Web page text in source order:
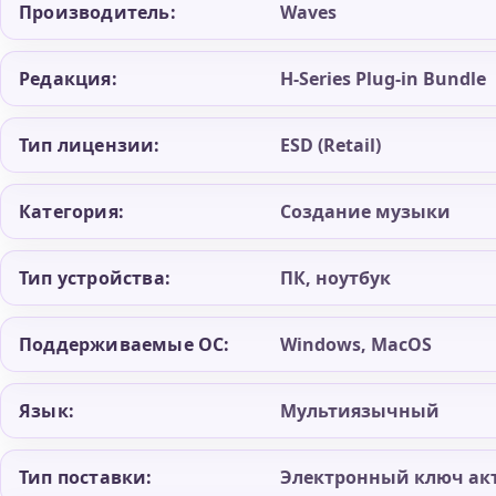
Производитель: Waves
Редакция: H-Series Plug-in Bundle
Тип лицензии: ESD (Retail)
Категория: Создание музыки
Тип устройства: ПК, ноутбук
Поддерживаемые ОС: Windows, MacOS
Язык: Мультиязычный
Тип поставки: Электронный ключ